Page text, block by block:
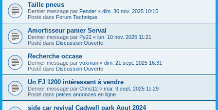
Taille pneus
Dernier message par Fender « dim. 30 nov. 2025 10:15
Posté dans Forum Technique
Amortisseur panier Serval
Dernier message par Py21 « lun. 10 nov. 2025 11:21
Posté dans Discussion Ouverte
Recherche occase
Dernier message par voxman « dim. 21 sept. 2025 16:31
Posté dans Discussion Ouverte
Un FJ 1200 intéressant à vendre
Dernier message par Chris12 « mar. 9 sept. 2025 11:29
Posté dans petites annonces en ligne
side car revival Cadwell park Aout 2024